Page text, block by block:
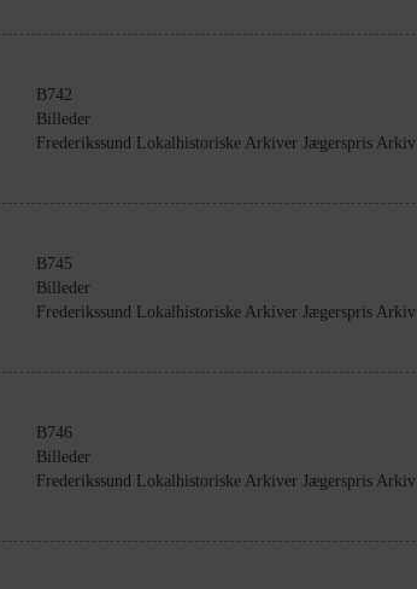
B742
Billeder
Frederikssund Lokalhistoriske Arkiver Jægerspris Arkiv
B745
Billeder
Frederikssund Lokalhistoriske Arkiver Jægerspris Arkiv
B746
Billeder
Frederikssund Lokalhistoriske Arkiver Jægerspris Arkiv